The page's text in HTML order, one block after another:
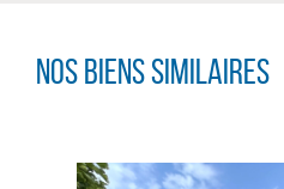
Nos biens similaires